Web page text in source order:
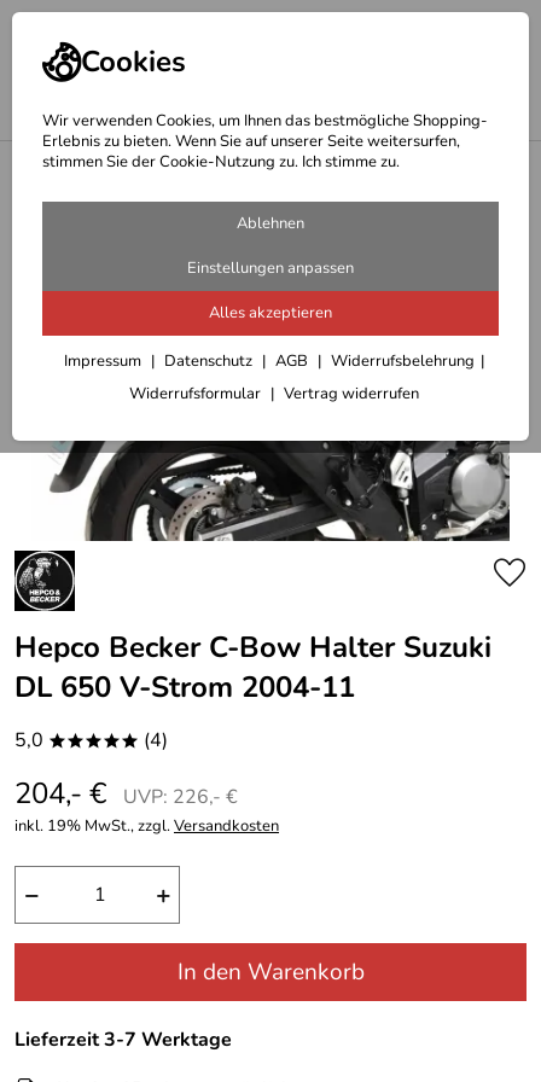
Cookies
Wir verwenden Cookies, um Ihnen das bestmögliche Shopping-
Erlebnis zu bieten. Wenn Sie auf unserer Seite weitersurfen,
stimmen Sie der Cookie-Nutzung zu. Ich stimme zu.
Ablehnen
Einstellungen anpassen
Alles akzeptieren
Impressum Datenschutz AGB
Widerrufsbelehrung
Widerrufsformular
Vertrag widerrufen
Hepco Becker Träger
Hepco Becker C-Bow Halter Suzuki
DL 650 V-Strom 2004-11
5,0 ***** (4)
204,- € UVP: 226,- €
inkl. 19% MwSt., zzgl.Versandkosten
− +
In den Warenkorb
Lieferzeit 3-7 Werktage